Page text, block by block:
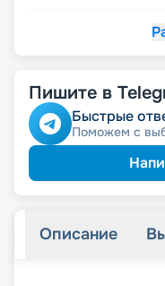
₽
-10% от 92 138 ₽
Скидкаветеранам
Скидка
Скидка
Пишите в
Быстрые
Поможем с
Описание